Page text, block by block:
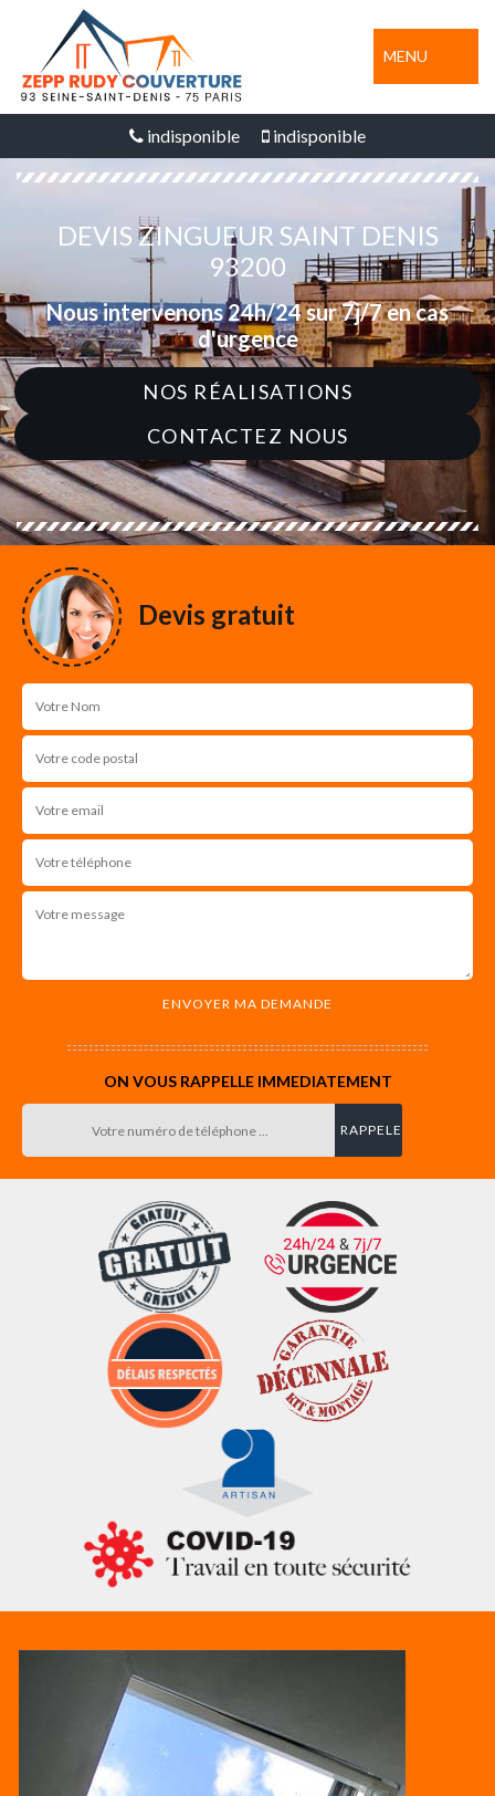
MENU
indisponible indisponible
DEVIS ZINGUEUR SAINT DENIS
93200
Nous intervenons 24h/24 sur 7j/7 en cas
d'urgence
NOS RÉALISATIONS
CONTACTEZ NOUS
Devis gratuit
ON VOUS RAPPELLE IMMEDIATEMENT